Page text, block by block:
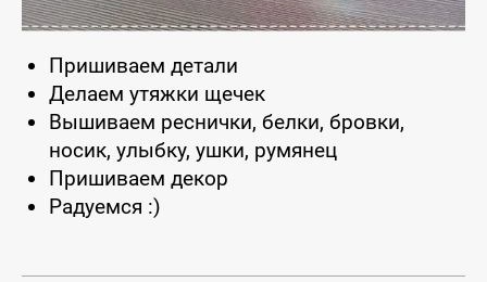
Пришиваем детали
Делаем утяжки щечек
Вышиваем реснички, белки, бровки,
носик, улыбку, ушки, румянец
Пришиваем декор
Радуемся :)